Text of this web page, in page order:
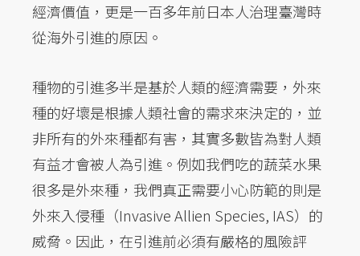
經濟價值，更是一百多年前日本人治理臺灣時
從海外引進的原因。
種物的引進多半是基於人類的經濟需要，外來
種的好壞是根據人類社會的需求來決定的，並
非所有的外來種都有害，其實多數皆為對人類
有益才會被人為引進。例如我們吃的蔬菜水果
很多是外來種，我們真正需要小心防範的則是
外來入侵種（Invasive Allien Species, IAS）的
威脅。因此，在引進前必須有嚴格的風險評